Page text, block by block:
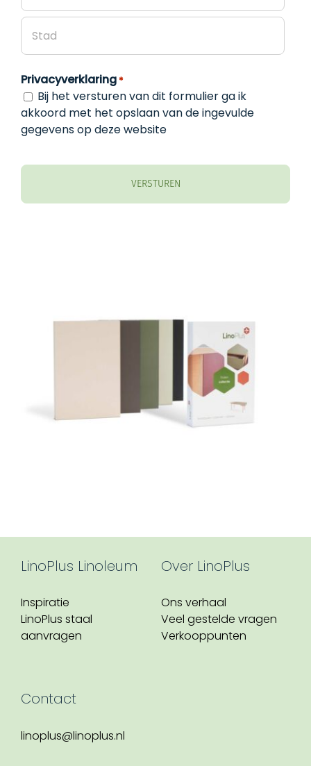
Huisnummer
Postcode
Privacyverklaring*
Bij het versturen van dit formulier ga ik
akkoord met het opslaan van de ingevulde
gegevens op deze website
LinoPlus Linoleum
Inspiratie
LinoPlus staal
aanvragen
Over LinoPlus
Ons verhaal
Veel gestelde vragen
Verkooppunten
Contact
linoplus@linoplus.nl